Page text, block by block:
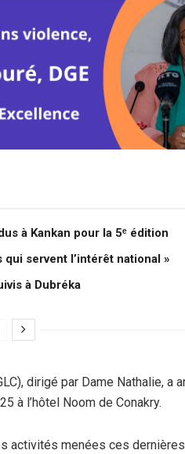
à Kankan pour la 5ᵉ édition
servent l’intérêt national »
à Dubréka
dirigé par Dame Nathalie, a
à l’hôtel Noom de Conakry.
activités menées ces